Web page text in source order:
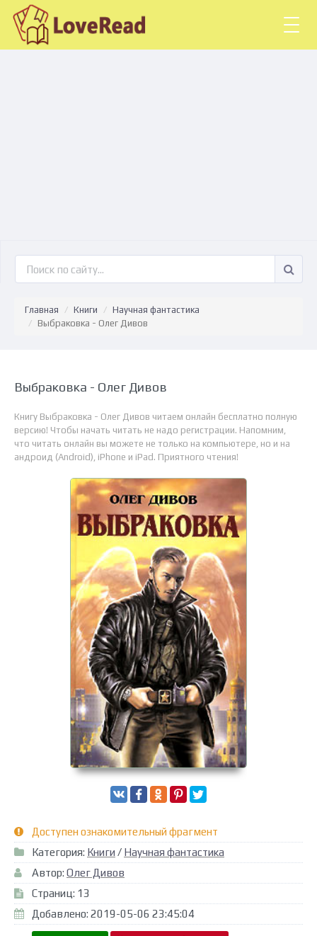
Главная Книги
Научная фантастика
Выбраковка - Олег Дивов
Выбраковка - Олег Дивов
Книгу Выбраковка - Олег Дивов читаем онлайн бесплатно полную
версию! Чтобы начать читать не надо регистрации. Напомним,
что читать онлайн вы можете не только на компьютере, но и на
андроид (Android), iPhone и iPad. Приятного чтения!
Доступен ознакомительный фрагмент
Категория: Книги / Научная фантастика
Автор: Олег Дивов
Страниц: 13
Добавлено: 2019-05-06 23:45:04